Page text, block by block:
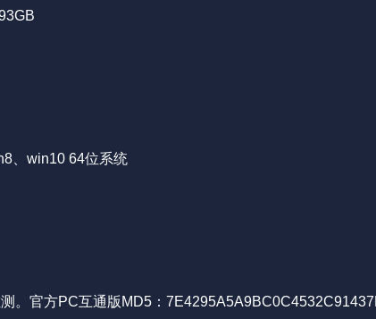
、win10 64位系统
。官方PC互通版MD5：